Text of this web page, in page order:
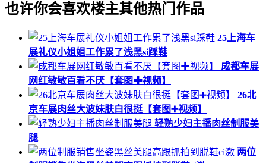
也许你会喜欢楼主其他热门作品
25上海车
展礼仪小姐姐工作累了浅黑si踩鞋
成都车展
网红敏敏百看不厌【套图✚视频】
26北
京车展肉丝大波妹肤白很挺【套图➕视频】
轻熟少妇主播肉丝制服美
腿
两位